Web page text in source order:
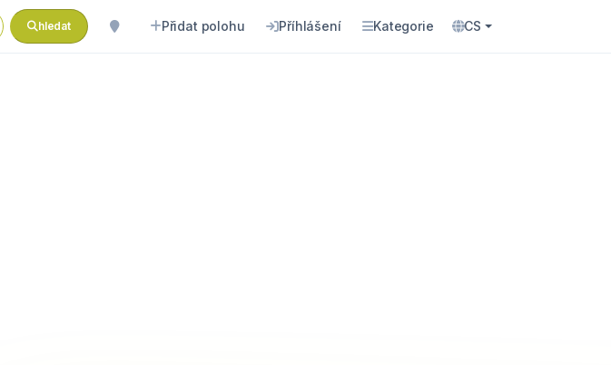
hledat Přidat polohu Příhlášení Kategorie CS